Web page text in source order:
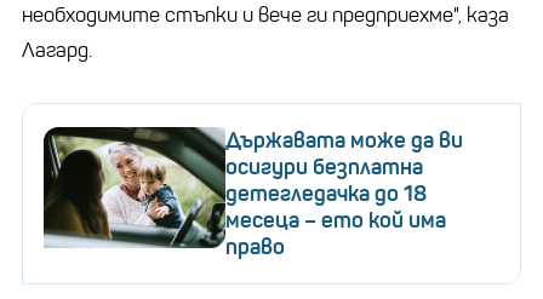
необходимите стъпки и вече ги предприехме", каза
Лагард.
Държавата може да ви
осигури безплатна
детегледачка до 18
месеца – ето кой има
право